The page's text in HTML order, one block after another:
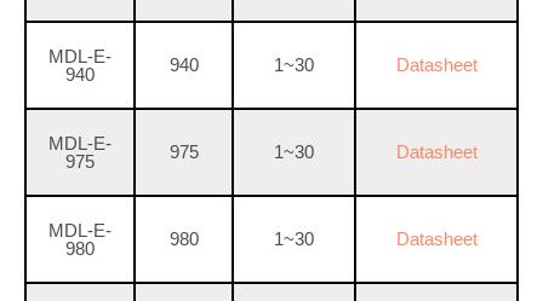
MDL-E-
940
940 1~30 Datasheet
MDL-E-
975
975 1~30 Datasheet
MDL-E-
980
980 1~30 Datasheet